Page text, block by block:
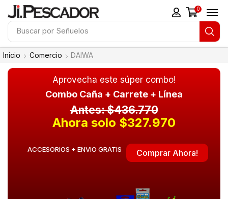
Buscar por Carretes
0
Inicio Comercio DAIWA
Aprovecha este súper combo!
Combo Caña + Carrete + Línea
Antes: $436.770
Ahora solo $327.970
ACCESORIOS + ENVIO GRATIS Comprar Ahora!